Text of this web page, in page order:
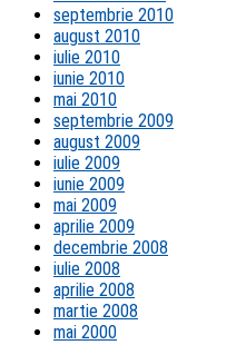
septembrie 2010
august 2010
iulie 2010
iunie 2010
mai 2010
septembrie 2009
august 2009
iulie 2009
iunie 2009
mai 2009
aprilie 2009
decembrie 2008
iulie 2008
aprilie 2008
martie 2008
mai 2000